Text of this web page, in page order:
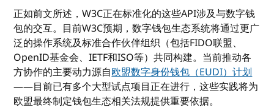
正如前文所述，W3C正在标准化的这些API涉及与数字钱
包的交互。目前W3C预期，数字钱包生态系统将通过更广
泛的操作系统及标准合作伙伴组织（包括FIDO联盟、
OpenID基金会、IETF和ISO等）共同构建。当前推动各
方协作的主要动力源自欧盟数字身份钱包（EUDI）计划
——目前已有多个大型试点项目正在进行，这些实践将为
欧盟最终制定钱包生态相关法规提供重要依据。